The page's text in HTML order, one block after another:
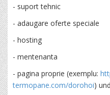
- suport tehnic
- adaugare oferte speciale
- hosting
- mentenanta
- pagina proprie (exemplu:
termopane.com/dorohoi)